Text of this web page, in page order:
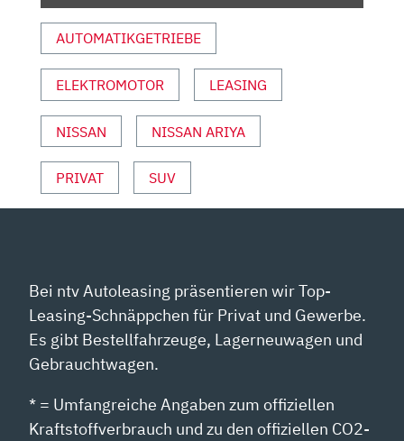
JAPAN
ERSTE
FAHRT
ANDREAS
MAY“
VON
YOUTUBE
AUTOMATIKGETRIEBE
ELEKTROMOTOR LEASING
NISSAN NISSAN ARIYA
PRIVAT SUV
Bei ntv Autoleasing präsentieren wir Top-
Leasing-Schnäppchen für Privat und Gewerbe.
Es gibt Bestellfahrzeuge, Lagerneuwagen und
Gebrauchtwagen.
* = Umfangreiche Angaben zum offiziellen
Kraftstoffverbrauch und zu den offiziellen CO2-